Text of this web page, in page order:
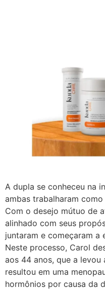
A dupla se conheceu na
ambas trabalharam
Com o desejo mútuo de
alinhado com seus
juntaram e começaram a
Neste processo, Carol
aos 44 anos, que a
resultou em uma
hormônios por causa da